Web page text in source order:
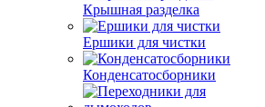
Крышная разделка
Ершики для чистки
Конденсатосборники